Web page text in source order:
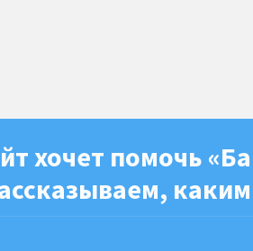
хочет помочь